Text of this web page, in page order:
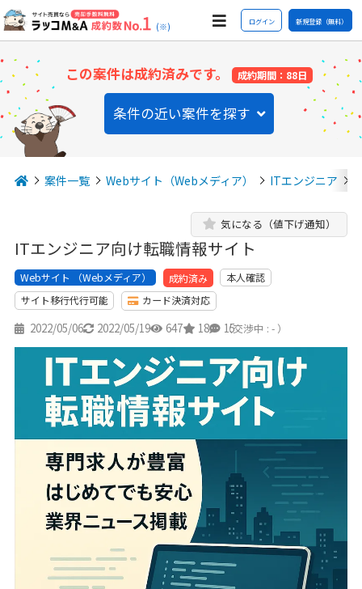
(※) ログイン 新規登録（無料）
この案件は成約済みです。 成約期間：88日
条件の近い案件を探す
案件一覧 Webサイト（Webメディア） ITエンジニア
ITエンジニア向け転職情報サイト
気になる（値下げ通知）
Webサイト （Webメディア） 成約済み
本人確認
サイト移行代行可能
カード決済対応
2022/05/06 2022/05/19 647 18 15
（交渉中 : - ）